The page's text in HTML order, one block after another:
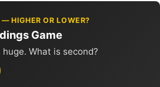
HIGHER OR LOWER?
Game
What is second?